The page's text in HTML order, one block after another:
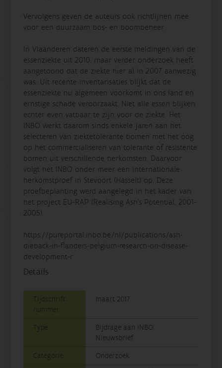
Vervolgens geven de auteurs ook richtlijnen mee
voor een duurzaam bos- en boombeheer.
In Vlaanderen dateren de eerste meldingen van de
essenziekte uit 2010, maar verder onderzoek heeft
aangetoond dat de ziekte hier al in 2007 aanwezig
was. Uit recente inventarisaties blijkt dat de
essenziekte nu algemeen voorkomt in ons land en
ernstige schade veroorzaakt. Niet alle essen blijken
echter even vatbaar te zijn voor de ziekte. Het
INBO werkt daarom sinds enkele jaren aan het
selecteren van ziektetolerante bomen met het oog
op het commercialiseren van tolerante of resistente
bomen uit verschillende herkomsten. Daarvoor
volgt het INBO onder meer een internationale
herkomstproef in Stevoort (Hasselt) op. Deze
proefbeplanting werd aangelegd in het kader van
het project EU-RAP (Realising Ash’s Potential, 2001-
2005).
https://pureportal.inbo.be/nl/publications/ash-
dieback-in-flanders-belgium-research-on-disease-
development-r
Details
Tijdschrift
nummer
maart 2017
Type
Bijdrage aan INBO
Nieuwsbrief
Categorie
Onderzoek